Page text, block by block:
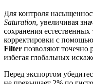
Для контроля
Saturation, увеличивая
сохранения
корректировки с помощью
Filter позволяют точечно
избегая глобальных
Перед экспортом